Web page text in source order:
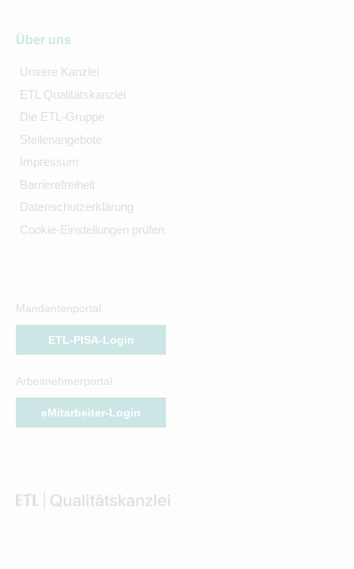
Über uns
Unsere Kanzlei
ETL Qualitätskanzlei
Die ETL-Gruppe
Stellenangebote
Impressum
Barrierefreiheit
Datenschutzerklärung
Cookie-Einstellungen prüfen
Mandantenportal
ETL-PISA-Login
Arbeitnehmerportal
eMitarbeiter-Login